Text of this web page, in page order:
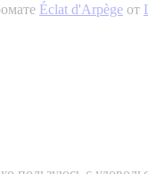
Éclat d'Arpège от